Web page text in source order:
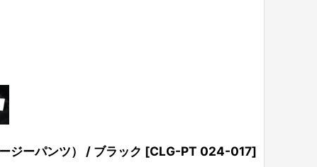
ジーパンツ） / ブラック [CLG-PT 024-017]